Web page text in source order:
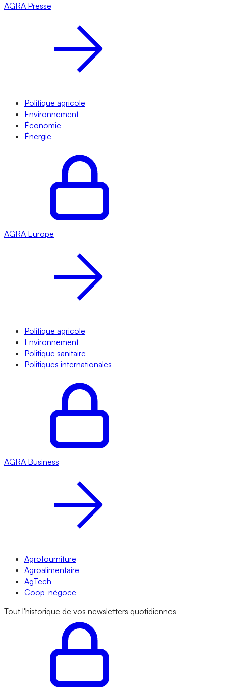
AGRA Presse
Politique agricole
Environnement
Économie
Énergie
AGRA Europe
Politique agricole
Environnement
Politique sanitaire
Politiques internationales
AGRA Business
Agrofourniture
Agroalimentaire
AgTech
Coop-négoce
Tout l'historique de vos newsletters quotidiennes